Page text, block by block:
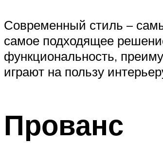
Современный стиль –
самое подходящее
функциональность,
играют на пользу
Прованс